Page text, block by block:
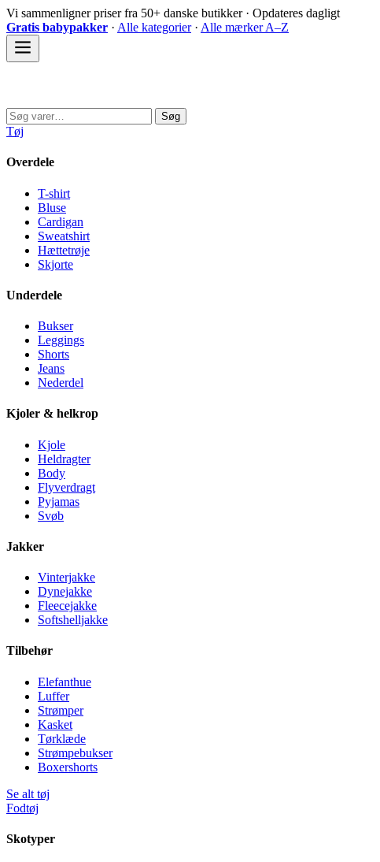
Spring
til
indhold
Vi sammenligner priser fra 50+ danske butikker · Opdateres dagligt
Gratis babypakker · Alle kategorier· Alle mærker A–Z
Søg
efter:
Søg
Tøj
Overdele
T-shirt
Bluse
Cardigan
Sweatshirt
Hættetrøje
Skjorte
Underdele
Bukser
Leggings
Shorts
Jeans
Nederdel
Kjoler & helkrop
Kjole
Heldragter
Body
Flyverdragt
Pyjamas
Svøb
Jakker
Vinterjakke
Dynejakke
Fleecejakke
Softshelljakke
Tilbehør
Elefanthue
Luffer
Strømper
Kasket
Tørklæde
Strømpebukser
Boxershorts
Se alt tøj
Fodtøj
Skotyper